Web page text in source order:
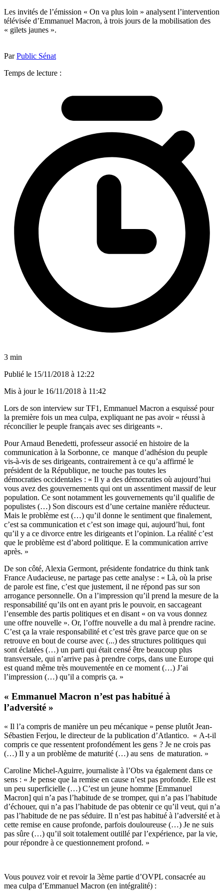
Les invités de l’émission « On va plus loin » analysent l’intervention
télévisée d’Emmanuel Macron, à trois jours de la mobilisation des
« gilets jaunes ».
ParPublic Sénat
Temps de lecture :
3 min
Publié le 15/11/2018 à 12:22
Mis à jour le 16/11/2018 à 11:42
Lors de son interview sur TF1, Emmanuel Macron a esquissé pour
la première fois un mea culpa, expliquant ne pas avoir « réussi à
réconcilier le peuple français avec ses dirigeants ».
Pour Arnaud Benedetti, professeur associé en histoire de la
communication à la Sorbonne, ce manque d’adhésion du peuple
vis-à-vis de ses dirigeants, contrairement à ce qu’a affirmé le
président de la République, ne touche pas toutes les
démocraties occidentales : « Il y a des démocraties où aujourd’hui
vous avez des gouvernements qui ont un assentiment massif de leur
population. Ce sont notamment les gouvernements qu’il qualifie de
populistes (…) Son discours est d’une certaine manière réducteur.
Mais le problème est (…) qu’il donne le sentiment que finalement,
c’est sa communication et c’est son image qui, aujourd’hui, font
qu’il y a ce divorce entre les dirigeants et l’opinion. La réalité c’est
que le problème est d’abord politique. E la communication arrive
après. »
De son côté, Alexia Germont, présidente fondatrice du think tank
France Audacieuse, ne partage pas cette analyse : « Là, où la prise
de parole est fine, c’est que justement, il ne répond pas sur son
arrogance personnelle. On a l’impression qu’il prend la mesure de la
responsabilité qu’ils ont en ayant pris le pouvoir, en saccageant
l’ensemble des partis politiques et en disant « on va vous donnez
une offre nouvelle ». Or, l’offre nouvelle a du mal à prendre racine.
C’est ça la vraie responsabilité et c’est très grave parce que on se
retrouve en bout de course avec (...) des structures politiques qui
sont éclatées (…) un parti qui était censé être beaucoup plus
transversale, qui n’arrive pas à prendre corps, dans une Europe qui
est quand même très mouvementée en ce moment (…) J’ai
l’impression (…) qu’il a compris ça. »
« Emmanuel Macron n’est pas habitué à
l’adversité »
« Il l’a compris de manière un peu mécanique » pense plutôt Jean-
Sébastien Ferjou, le directeur de la publication d’Atlantico. « A-t-il
compris ce que ressentent profondément les gens ? Je ne crois pas
(…) Il y a un problème de maturité (…) au sens de maturation. »
Caroline Michel-Aguirre, journaliste à l’Obs va également dans ce
sens : « Je pense que la remise en cause n’est pas profonde. Elle est
un peu superficielle (…) C’est un jeune homme [Emmanuel
Macron] qui n’a pas l’habitude de se tromper, qui n’a pas l’habitude
d’échouer, qui n’a pas l’habitude de pas obtenir ce qu’il veut, qui n’a
pas l’habitude de ne pas séduire. Il n’est pas habitué à l’adversité et à
cette remise en cause profonde, parfois douloureuse (…) Je ne suis
pas sûre (…) qu’il soit totalement outillé par l’expérience, par la vie,
pour répondre à ce questionnement profond. »
Vous pouvez voir et revoir la 3ème partie d’OVPL consacrée au
mea culpa d’Emmanuel Macron (en intégralité) :